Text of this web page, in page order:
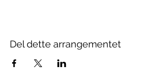
Del dette arrangementet